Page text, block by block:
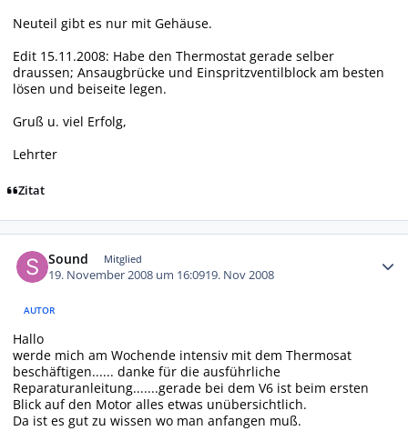
Neuteil gibt es nur mit Gehäuse.
Edit 15.11.2008: Habe den Thermostat gerade selber
draussen; Ansaugbrücke und Einspritzventilblock am besten
lösen und beiseite legen.
Gruß u. viel Erfolg,
Lehrter
Zitat
Sound Mitglied
19. November 2008 um 16:0919. Nov 2008
AUTOR
Hallo
werde mich am Wochende intensiv mit dem Thermosat
beschäftigen...... danke für die ausführliche
Reparaturanleitung.......gerade bei dem V6 ist beim ersten
Blick auf den Motor alles etwas unübersichtlich.
Da ist es gut zu wissen wo man anfangen muß.